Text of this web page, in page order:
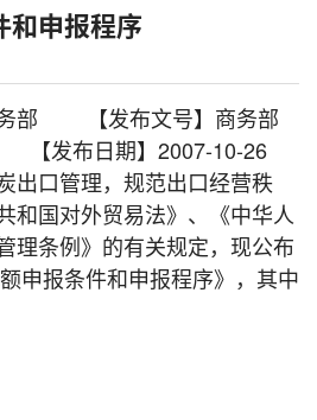
和申报程序
部 【发布文号】商务部
发布日期】2007-10-26
口管理，规范出口经营秩
和国对外贸易法》、《中华人
理条例》的有关规定，现公布
申报条件和申报程序》，其中